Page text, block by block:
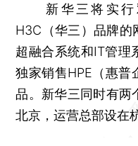
新华三将实行
H3C（华三）品牌的
超融合系统和IT管理
独家销售HPE（惠普
品。新华三同时有两
北京，运营总部设在